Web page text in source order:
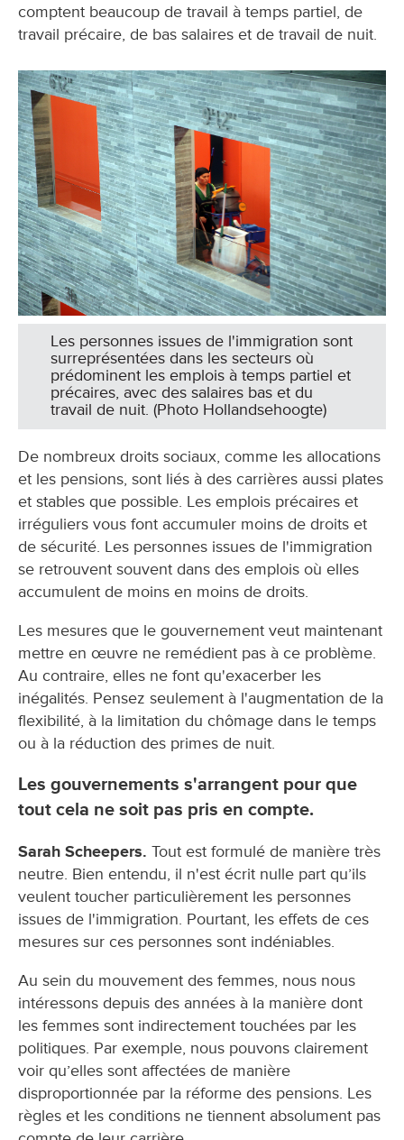
comptent beaucoup de travail à temps partiel, de
travail précaire, de bas salaires et de travail de nuit.
Les personnes issues de l'immigration sont
surreprésentées dans les secteurs où
prédominent les emplois à temps partiel et
précaires, avec des salaires bas et du
travail de nuit. (Photo Hollandsehoogte)
De nombreux droits sociaux, comme les allocations
et les pensions, sont liés à des carrières aussi plates
et stables que possible. Les emplois précaires et
irréguliers vous font accumuler moins de droits et
de sécurité. Les personnes issues de l'immigration
se retrouvent souvent dans des emplois où elles
accumulent de moins en moins de droits.
Les mesures que le gouvernement veut maintenant
mettre en œuvre ne remédient pas à ce problème.
Au contraire, elles ne font qu'exacerber les
inégalités. Pensez seulement à l'augmentation de la
flexibilité, à la limitation du chômage dans le temps
ou à la réduction des primes de nuit.
Les gouvernements s'arrangent pour que
tout cela ne soit pas pris en compte.
Sarah Scheepers. Tout est formulé de manière très
neutre. Bien entendu, il n'est écrit nulle part qu’ils
veulent toucher particulièrement les personnes
issues de l'immigration. Pourtant, les effets de ces
mesures sur ces personnes sont indéniables.
Au sein du mouvement des femmes, nous nous
intéressons depuis des années à la manière dont
les femmes sont indirectement touchées par les
politiques. Par exemple, nous pouvons clairement
voir qu’elles sont affectées de manière
disproportionnée par la réforme des pensions. Les
règles et les conditions ne tiennent absolument pas